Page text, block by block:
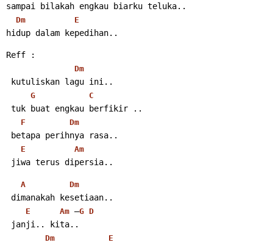
sampai bilakah engkau biarku teluka..
Dm E
hidup dalam kepedihan..
Reff :
Dm
kutuliskan lagu ini..
G C
tuk buat engkau berfikir ..
F Dm
betapa perihnya rasa..
E Am
jiwa terus dipersia..
A Dm
dimanakah kesetiaan..
E Am –G D
janji.. kita..
Dm E